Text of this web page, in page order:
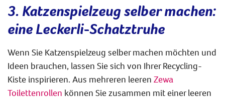
3. Katzenspielzeug selber machen:
eine Leckerli-Schatztruhe
Wenn Sie Katzenspielzeug selber machen möchten und
Ideen brauchen, lassen Sie sich von Ihrer Recycling-
Kiste inspirieren. Aus mehreren leeren Zewa
Toilettenrollen können Sie zusammen mit einer leeren